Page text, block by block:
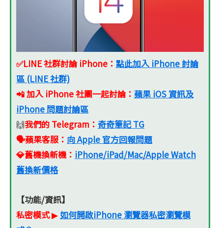
✅LINE 社群討論 iPhone： 點此加入 iPhone 討論
區 (LINE 社群)
📲 加入 iPhone 社團一起討論： 蘋果 iOS 資訊及
iPhone 問題討論區
🙌我們的 Telegram： 奇奇筆記 TG
🗣️蘋果客服 ： 向 Apple 官方回報問題
💎舊機換新機： iPhone/iPad/Mac/Apple Watch
舊換新價格
【功能/資訊】
私密模式▶ 如何開啟iPhone 瀏覽器私密瀏覽模